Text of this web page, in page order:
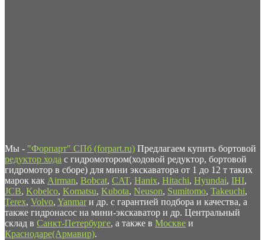
Мы - "Форпарт" СПб (forpart.ru) Предлагаем купить бортовой
редуктор хода с гидромотором(ходовой редуктор, бортовой
гидромотор в сборе) для мини экскаватора от 1 до 12 т таких
марок как Airman, Bobcat, CAT, Hanix, Hitachi, Hyundai, IHI,
JCB, Kobelco, Komatsu, Kubota, Neuson, Sumitomo, Takeuchi,
Terex, Volvo, Yanmar и др. с гарантией подбора и качества, а
также гидронасос на мини-экскаватор и др. Центральный
склад в Санкт-Петербурге, а также в Москве и
Краснодаре(Армавир).